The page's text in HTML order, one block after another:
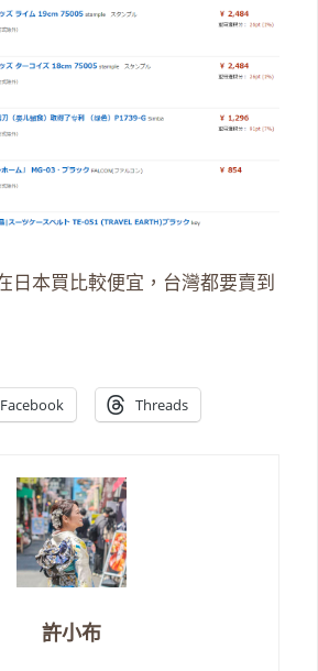
日本買比較便宜，台灣都要賣到
Facebook Threads
許小布